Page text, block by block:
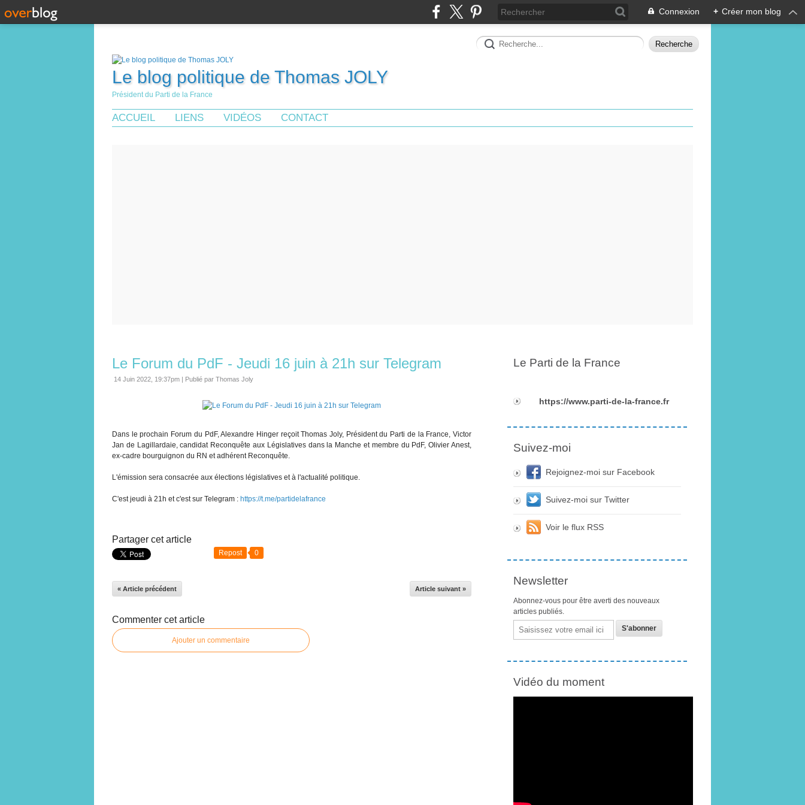
Connexion + Créer mon blog
Le blog politique de Thomas JOLY
Président du Parti de la France
ACCUEIL LIENS VIDÉOS CONTACT
Le Forum du PdF - Jeudi 16 juin à 21h sur Telegram
14 Juin 2022, 19:37pm | Publié par Thomas Joly
Dans le prochain Forum du PdF, Alexandre Hinger reçoit Thomas Joly, Président du Parti de la France, Victor
Jan de Lagillardaie, candidat Reconquête aux Législatives dans la Manche et membre du PdF, Olivier Anest,
ex-cadre bourguignon du RN et adhérent Reconquête.
L'émission sera consacrée aux élections législatives et à l'actualité politique.
C'est jeudi à 21h et c'est sur Telegram : https://t.me/partidelafrance
Partager cet article
Repost 0
« Article précédent Article suivant »
Commenter cet article
Ajouter un commentaire
Le Parti de la France
https://www.parti-de-la-france.fr
Suivez-moi
Rejoignez-moi sur Facebook
Suivez-moi sur Twitter
Voir le flux RSS
Newsletter
Abonnez-vous pour être averti des nouveaux
articles publiés.
Email
Vidéo du moment